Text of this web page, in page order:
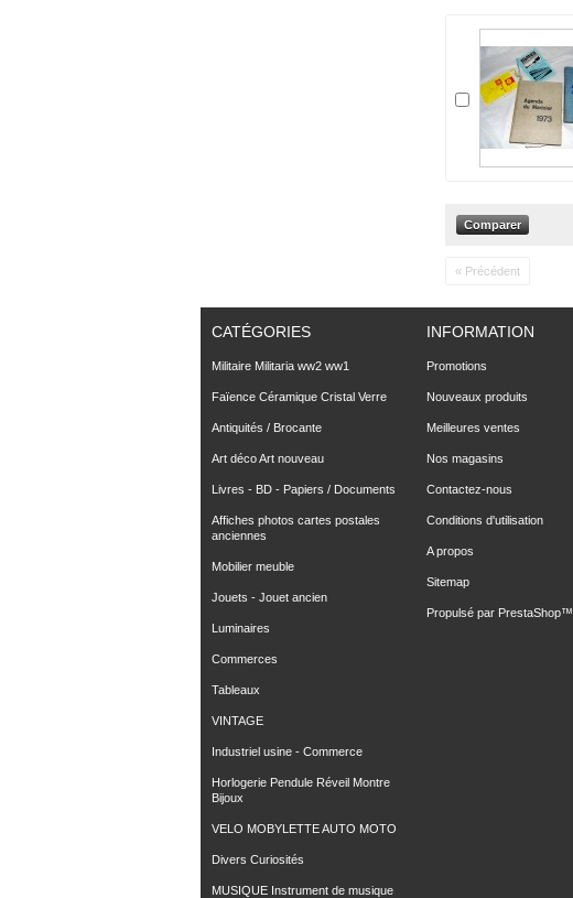
« Précédent
CATÉGORIES
Militaire Militaria ww2 ww1
Faïence Céramique Cristal Verre
Antiquités / Brocante
Art déco Art nouveau
Livres - BD - Papiers / Documents
Affiches photos cartes postales
anciennes
Mobilier meuble
Jouets - Jouet ancien
Luminaires
Commerces
Tableaux
VINTAGE
Industriel usine - Commerce
Horlogerie Pendule Réveil Montre
Bijoux
VELO MOBYLETTE AUTO MOTO
Divers Curiosités
MUSIQUE Instrument de musique
INFORMATION
Promotions
Nouveaux produits
Meilleures ventes
Nos magasins
Contactez-nous
Conditions d'utilisation
A propos
Sitemap
Propulsé par PrestaShop™